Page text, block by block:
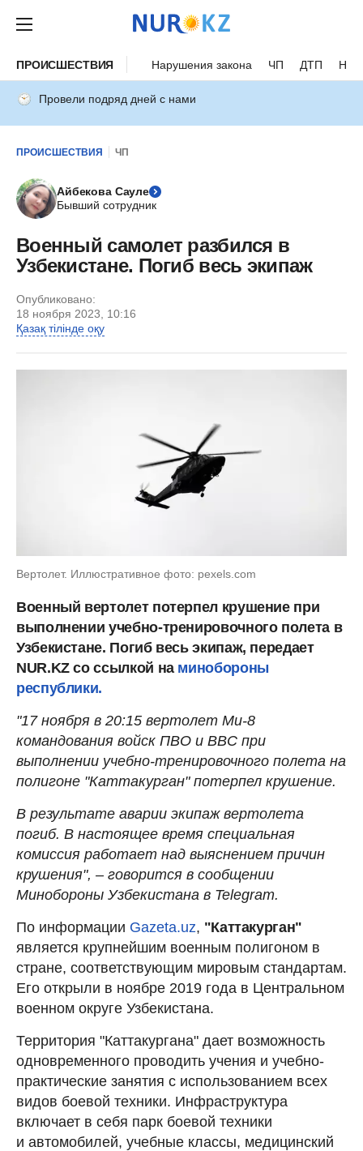
ПРОИСШЕСТВИЯ Нарушения закона ЧП ДТП
Провели подряд дней с нами
ПРОИСШЕСТВИЯ ЧП
Айбекова Сауле
Бывший сотрудник
Военный самолет разбился в
Узбекистане. Погиб весь экипаж
Опубликовано:
18 ноября 2023, 10:16
Қазақ тілінде оқу
Вертолет. Иллюстративное фото: pexels.com
Военный вертолет потерпел крушение при
выполнении учебно-тренировочного полета в
Узбекистане. Погиб весь экипаж, передает
NUR.KZ со ссылкой на минобороны
республики.
"17 ноября в 20:15 вертолет Ми-8
командования войск ПВО и ВВС при
выполнении учебно-тренировочного полета на
полигоне "Каттакурган" потерпел крушение.
В результате аварии экипаж вертолета
погиб. В настоящее время специальная
комиссия работает над выяснением причин
крушения", – говорится в сообщении
Минобороны Узбекистана в Telegram.
По информации Gazeta.uz, "Каттакурган"
является крупнейшим военным полигоном в
стране, соответствующим мировым стандартам.
Его открыли в ноябре 2019 года в Центральном
военном округе Узбекистана.
Территория "Каттакургана" дает возможность
одновременного проводить учения и учебно-
практические занятия с использованием всех
видов боевой техники. Инфраструктура
включает в себя парк боевой техники
и автомобилей, учебные классы, медицинский